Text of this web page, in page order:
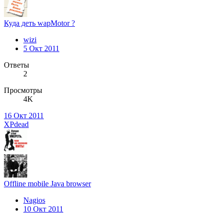
Куда деть wapMotor ?
wizi
5 Окт 2011
Ответы
2
Просмотры
4K
16 Окт 2011
XPdead
Offline mobile Java browser
Nagios
10 Окт 2011